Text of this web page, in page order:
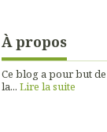
À propos
Ce blog a pour but
la... Lire la suite